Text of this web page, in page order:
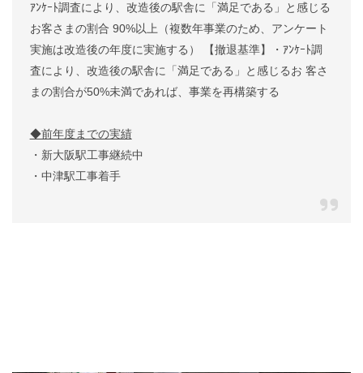
ｱﾝｹｰﾄ調査により、改造後の駅舎に「満足である」と感じる
お客さまの割合 90%以上（複数年事業のため、アンケート
実施は改造後の年度に実施する）
【撤退基準】・ｱﾝｹｰﾄ調
査により、改造後の駅舎に「満足である」と感じるお 客さ
まの割合が50%未満であれば、事業を再構築する
◆前年度までの実績
・新大阪駅工事継続中
・中津駅工事着手